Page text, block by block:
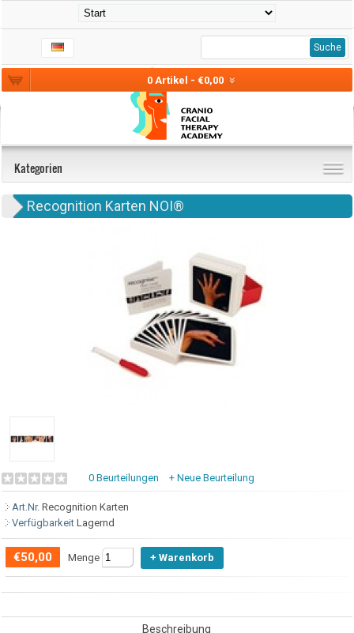
0 Artikel - €0,00
Suche
Kategorien
Recognition Karten NOI®
0 Beurteilungen + Neue Beurteilung
Art.Nr. Recognition Karten
Verfügbarkeit Lagernd
€50,00 Menge
Beschreibung